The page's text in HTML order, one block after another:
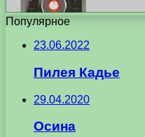
Популярное
23.06.2022
Пилея Кадье
29.04.2020
Осина